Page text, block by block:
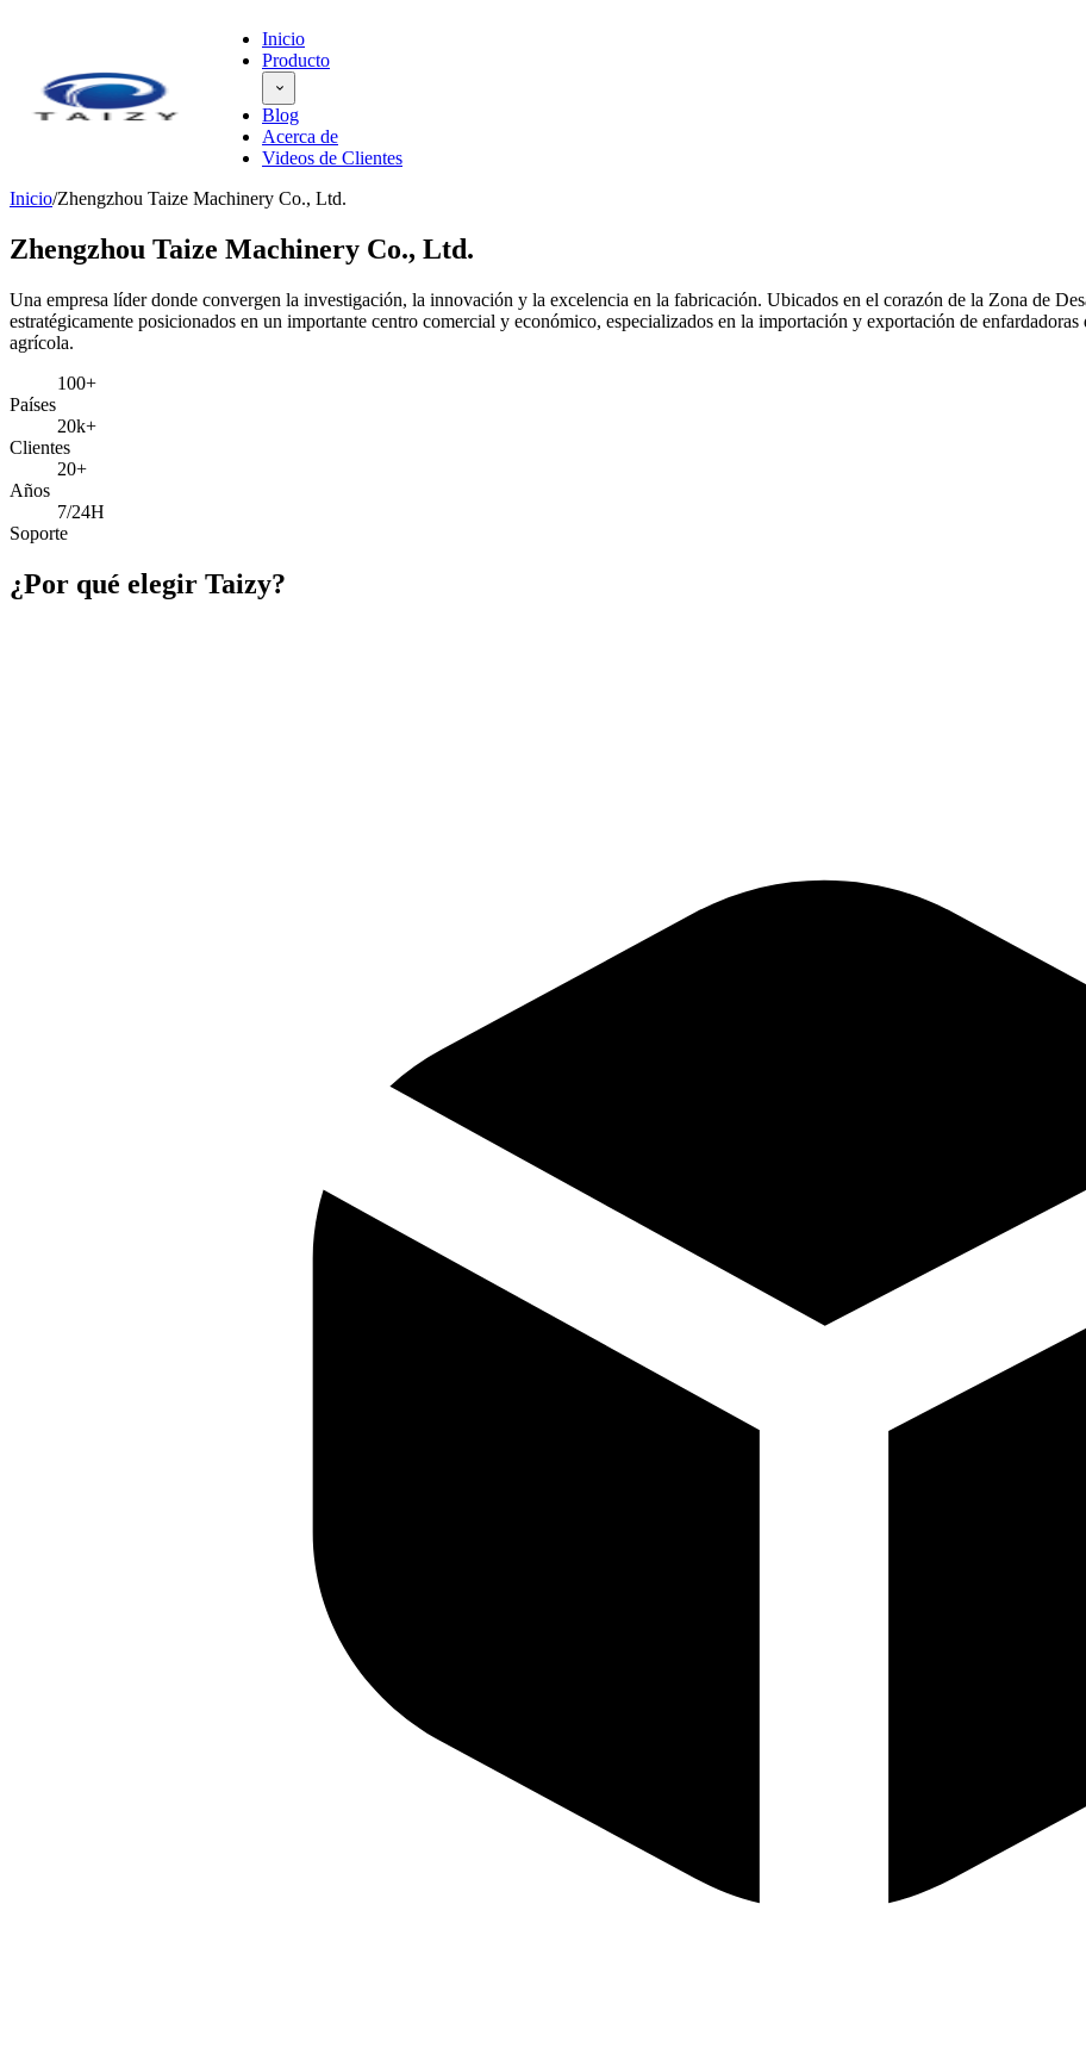
Inicio
Producto
Blog
Acerca de
Videos de Clientes
Inicio/Zhengzhou Taize Machinery Co., Ltd.
Zhengzhou Taize Machinery Co., Ltd.
Una empresa líder donde convergen la investigación, la innovación y la excelencia en la fabricación. Ubicados en el corazón de la Zona de
estratégicamente posicionados en un importante centro comercial y económico, especializados en la importación y exportación de
agrícola.
100+
Países
20k+
Clientes
20+
Años
7/24H
Soporte
¿Por qué elegir Taizy?